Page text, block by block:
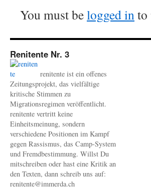
You must belogged into
Renitente Nr. 3
renitente ist ein offenes
Zeitungsprojekt, das vielfältige
kritische Stimmen zu
Migrationsregimen veröffentlicht.
renitente vertritt keine
Einheitsmeinung, sondern
verschiedene Positionen im Kampf
gegen Rassismus, das Camp-System
und Fremdbestimmung. Willst Du
mitschreiben oder hast eine Kritik an
den Texten, dann schreib uns auf:
renitente@immerda.ch